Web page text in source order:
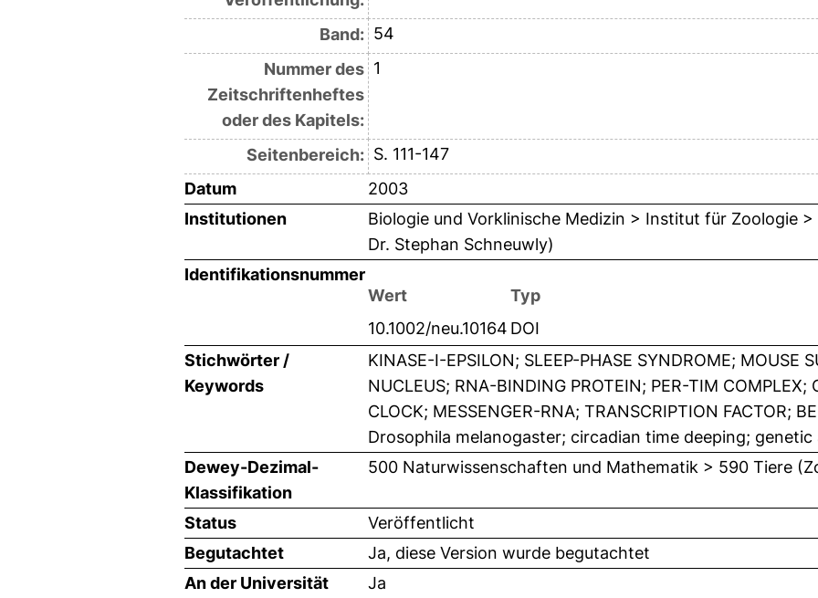
Band: 54
Nummer des
Zeitschriftenheftes
oder des Kapitels:
1
Seitenbereich: S. 111-147
Datum
2003
Institutionen
Biologie und Vorklinische Medizin > Institut für Zoologie
Dr. Stephan Schneuwly)
Identifikationsnummer
Wert
Typ
10.1002/neu.10164 DOI
Stichwörter /
Keywords
KINASE-I-EPSILON; SLEEP-PHASE SYNDROME; MOUSE
NUCLEUS; RNA-BINDING PROTEIN; PER-TIM COMPLEX;
CLOCK; MESSENGER-RNA; TRANSCRIPTION FACTOR;
Drosophila melanogaster; circadian time deeping; genetic
Dewey-Dezimal-
Klassifikation
500 Naturwissenschaften und Mathematik > 590 Tiere
Status
Veröffentlicht
Begutachtet
Ja, diese Version wurde begutachtet
An der Universität
Ja